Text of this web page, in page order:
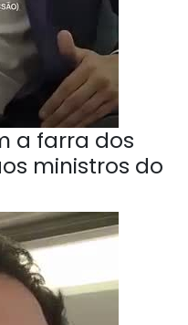
a farra dos
ministros do